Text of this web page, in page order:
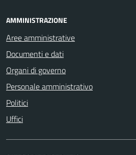
AMMINISTRAZIONE
Aree amministrative
Documenti e dati
Organi di governo
Personale amministrativo
Politici
Uffici